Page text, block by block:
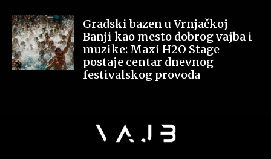
Gradski bazen u Vrnjačkoj
Banji kao mesto dobrog vajba i
muzike: Maxi H2O Stage
postaje centar dnevnog
festivalskog provoda